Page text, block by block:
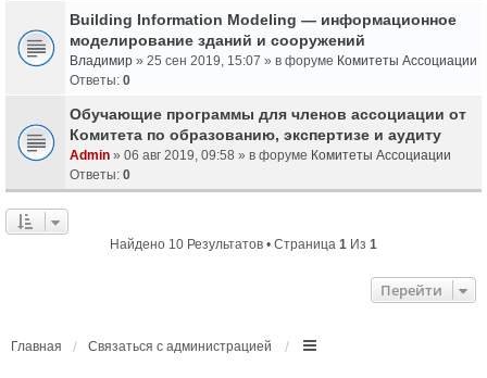
Building Information Modeling — информационное
моделирование зданий и сооружений
Владимир » 25 сен 2019, 15:07 » в форуме Комитеты Ассоциации
Ответы: 0
Обучающие программы для членов ассоциации от
Комитета по образованию, экспертизе и аудиту
Admin » 06 авг 2019, 09:58 » в форуме Комитеты Ассоциации
Ответы: 0
Найдено 10 Результатов • Страница 1 Из 1
Перейти
Главная Связаться с администрацией